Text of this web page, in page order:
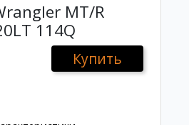
MT/R
114Q
Купить